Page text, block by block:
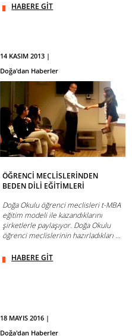
HABERE GİT
14 KASIM 2013 |
Doğa'dan Haberler
ÖĞRENCİ MECLİSLERİNDEN
BEDEN DİLİ EĞİTİMLERİ
Doğa Okulu öğrenci meclisleri t-MBA
eğitim modeli ile kazandıklarını
şirketlerle paylaşıyor. Doğa Okulu
öğrenci meclislerinin hazırladıkları ...
HABERE GİT
18 MAYIS 2016 |
Doğa'dan Haberler